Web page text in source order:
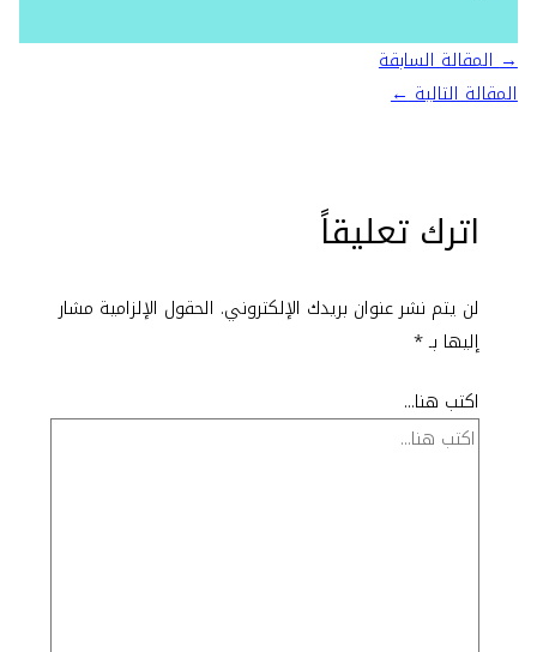
→المقالة السابقة
المقالة التالية←
اترك تعليقاً
لن يتم نشر عنوان بريدك الإلكتروني. الحقول الإلزامية مشار
إليها بـ*
اكتب هنا...